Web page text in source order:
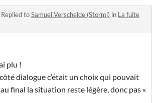
Replied toSamuel Verschelde (Stormi) in La fuite
plu !
dialogue c’était un choix qui pouvait
final la situation reste légère, donc pas «